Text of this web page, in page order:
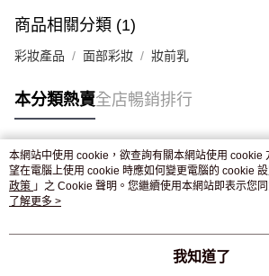
付款後門市自取，訂單確認後2-4個工作天到
商品相關分類 (1)
彩妝產品 面部彩妝 妝前乳
本分類熱賣全店暢銷排行
熱門標籤
熱銷排行
本網站中使用 cookie，欲查詢有關本網站使用 cookie
望在電腦上使用 cookie 時應如何變更電腦的 cookie
政策 」之 Cookie 聲明。您繼續使用本網站即表示您
條款之 Cookie 聲明使用 cookie。
了解更多 >
我知道了